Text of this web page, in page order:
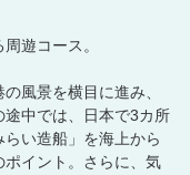
遊コース。
風景を横目に進み、
中では、日本で3カ所
い造船」を海上から
ポイント。さらに、気